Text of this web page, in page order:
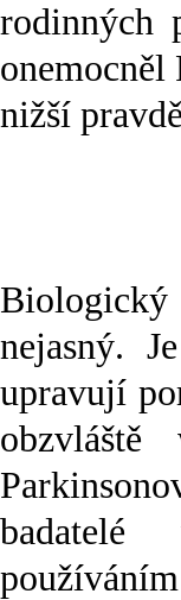
rodinných
nižší
Biologický
nejasný.
upravují
badatelé